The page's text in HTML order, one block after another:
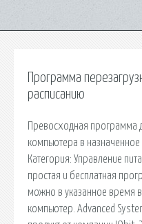
Программа
расписанию
Превосходная программа
компьютера в
Категория: Управление
простая и бесплатная
можно в указанное время
компьютер. Advanced